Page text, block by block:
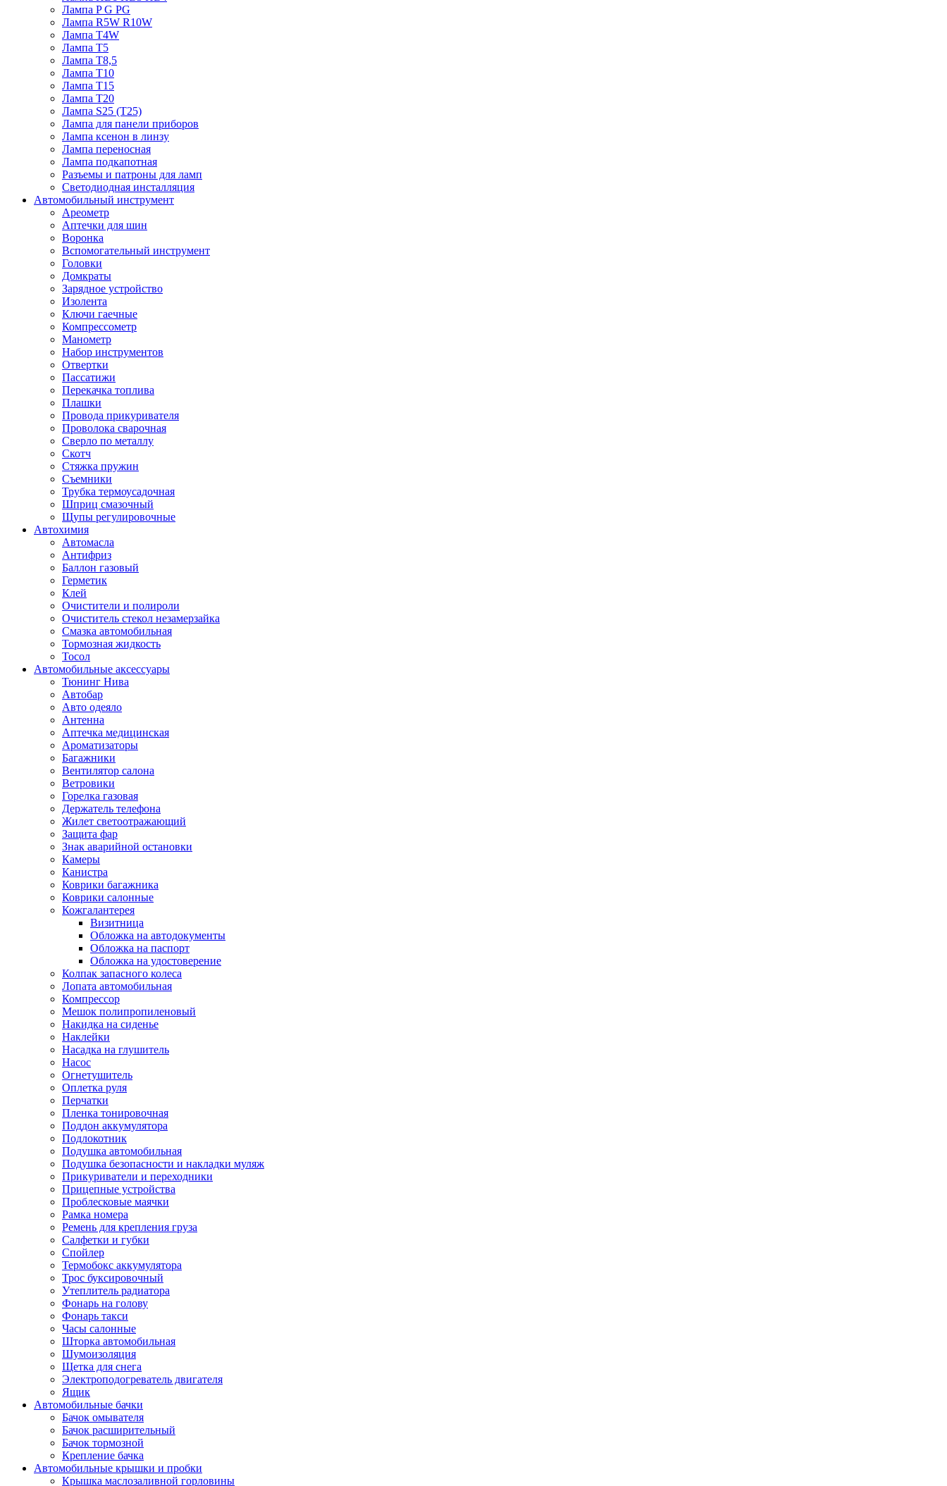
Лампа P G PG
Лампа R5W R10W
Лампа T4W
Лампа T5
Лампа T8,5
Лампа T10
Лампа T15
Лампа T20
Лампа S25 (T25)
Лампа для панели приборов
Лампа ксенон в линзу
Лампа переносная
Лампа подкапотная
Разъемы и патроны для ламп
Светодиодная инсталляция
Автомобильный инструмент
Ареометр
Аптечки для шин
Воронка
Вспомогательный инструмент
Головки
Домкраты
Зарядное устройство
Изолента
Ключи гаечные
Компрессометр
Манометр
Набор инструментов
Отвертки
Пассатижи
Перекачка топлива
Плашки
Провода прикуривателя
Проволока сварочная
Сверло по металлу
Скотч
Стяжка пружин
Съемники
Трубка термоусадочная
Шприц смазочный
Щупы регулировочные
Автохимия
Автомасла
Антифриз
Баллон газовый
Герметик
Клей
Очистители и полироли
Очиститель стекол незамерзайка
Смазка автомобильная
Тормозная жидкость
Тосол
Автомобильные аксессуары
Тюнинг Нива
Автобар
Авто одеяло
Антенна
Аптечка медицинская
Ароматизаторы
Багажники
Вентилятор салона
Ветровики
Горелка газовая
Держатель телефона
Жилет светоотражающий
Защита фар
Знак аварийной остановки
Камеры
Канистра
Коврики багажника
Коврики салонные
Кожгалантерея
Визитница
Обложка на автодокументы
Обложка на паспорт
Обложка на удостоверение
Колпак запасного колеса
Лопата автомобильная
Компрессор
Мешок полипропиленовый
Накидка на сиденье
Наклейки
Насадка на глушитель
Насос
Огнетушитель
Оплетка руля
Перчатки
Пленка тонировочная
Поддон аккумулятора
Подлокотник
Подушка автомобильная
Подушка безопасности и накладки муляж
Прикуриватели и переходники
Прицепные устройства
Проблесковые маячки
Рамка номера
Ремень для крепления груза
Салфетки и губки
Спойлер
Термобокс аккумулятора
Трос буксировочный
Утеплитель радиатора
Фонарь на голову
Фонарь такси
Часы салонные
Шторка автомобильная
Шумоизоляция
Щетка для снега
Электроподогреватель двигателя
Ящик
Автомобильные бачки
Бачок омывателя
Бачок расширительный
Бачок тормозной
Крепление бачка
Автомобильные крышки и пробки
Крышка маслозаливной горловины